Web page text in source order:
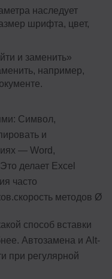
наследует
шрифта, цвет,
и заменить»
например,
Символ,
и
— Word,
делает Excel
часто
методов Ø
способ вставки
Автозамена и Alt-
при регулярной